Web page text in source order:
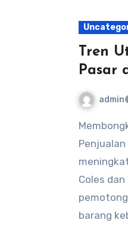
Tren
Pasar
admin
Membongkar Pemotongan Harga 2025 dan Pergeseran
Coles
barang